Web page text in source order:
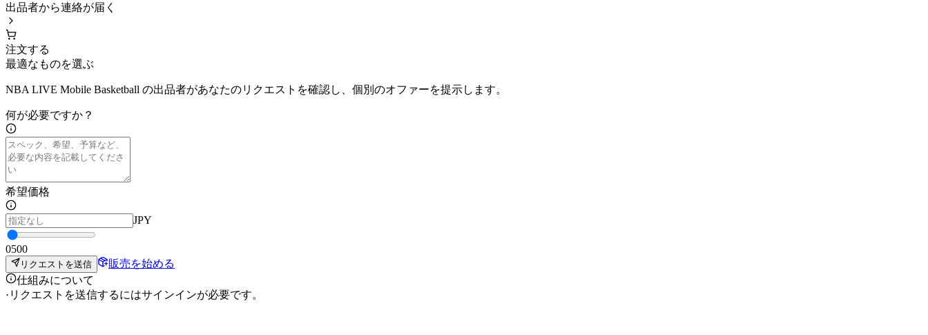
出品者から連絡が届く
注文する
最適なものを選ぶ
NBA LIVE Mobile Basketball の出品者があなたのリクエストを確認し、個別のオファーを提示します。
何が必要ですか？
希望価格
JPY
0500
リクエストを送信
販売を始める
仕組みについて
· リクエストを送信するにはサインインが必要です。